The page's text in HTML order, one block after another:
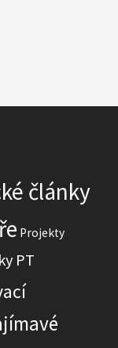
články
Projekty
PT